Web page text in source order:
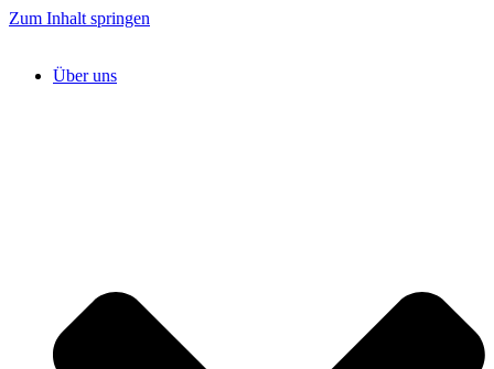
Zum Inhalt springen
Über uns